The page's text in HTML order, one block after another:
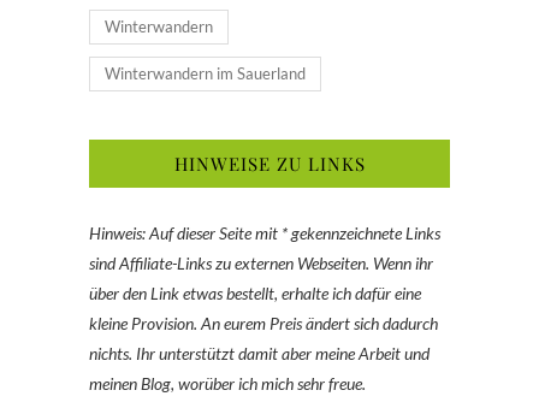
Winterwandern
Winterwandern im Sauerland
HINWEISE ZU LINKS
Hinweis: Auf dieser Seite mit * gekennzeichnete Links
sind Affiliate-Links zu externen Webseiten. Wenn ihr
über den Link etwas bestellt, erhalte ich dafür eine
kleine Provision. An eurem Preis ändert sich dadurch
nichts. Ihr unterstützt damit aber meine Arbeit und
meinen Blog, worüber ich mich sehr freue.